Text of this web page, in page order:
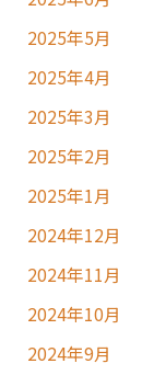
2025年5月
2025年4月
2025年3月
2025年2月
2025年1月
2024年12月
2024年11月
2024年10月
2024年9月